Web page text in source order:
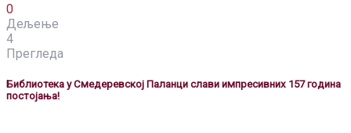
0
Дељење
4
Прегледа
Библиотека у Смедеревској Паланци слави импресивних 157 година
постојања!